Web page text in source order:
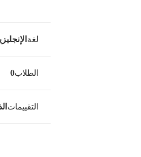
لغة
الطلاب0
التقييمات